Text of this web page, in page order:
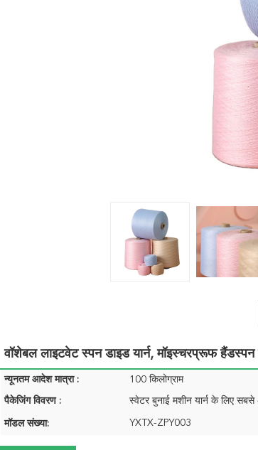
वॉशेबल लाइटवेट स्पन डाइड यार्न, मॉइस्चरप्रूफ हैंडस्पन
न्यूनतम आदेश मात्रा : 100 किलोग्राम
पैकेजिंग विवरण :
मॉडल संख्या: YXTX-ZPY003